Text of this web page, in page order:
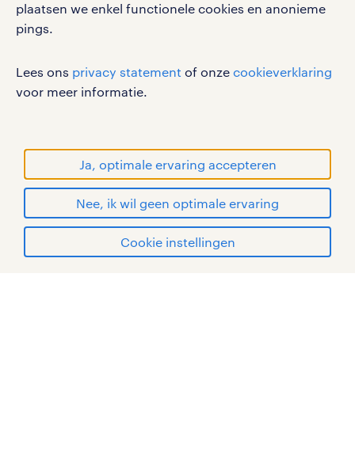
plaatsen we enkel functionele cookies en anonieme
pings.
Lees ons privacy statement of onze cookieverklaring
voor meer informatie.
Ja, optimale ervaring accepteren
Nee, ik wil geen optimale ervaring
Cookie instellingen
privacystatement
cookies
handelsmerken van Randstad N.V.
© Randstad 2026